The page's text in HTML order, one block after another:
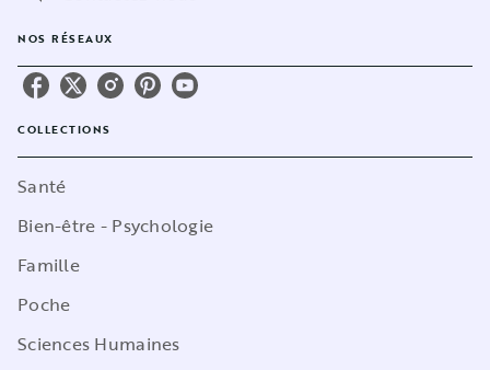
NOS RÉSEAUX
COLLECTIONS
Santé
Bien-être - Psychologie
Famille
Poche
Sciences Humaines